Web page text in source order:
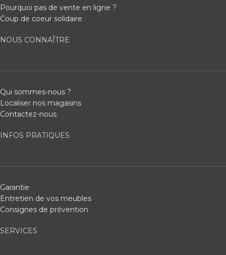
Pourquoi pas de vente en ligne ?
Coup de coeur solidaire
NOUS CONNAÎTRE
Qui sommes-nous ?
Localiser nos magasins
Contactez-nous
INFOS PRATIQUES
Garantie
Entretien de vos meubles
Consignes de prévention
SERVICES